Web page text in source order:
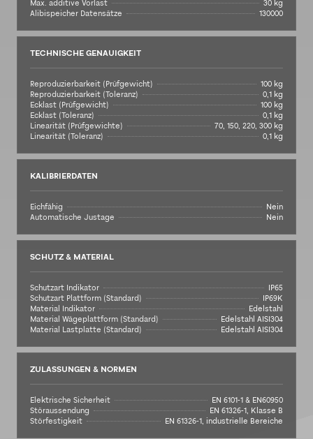
Max. additive Vorlast
30 kg
Alibispeicher Datensätze
130000
TECHNISCHE GENAUIGKEIT
Reproduzierbarkeit (Prüfgewicht)
100 kg
Reproduzierbarkeit (Toleranz)
0,1 kg
Ecklast (Prüfgewicht)
100 kg
Ecklast (Toleranz)
0,1 kg
Linearität (Prüfgewichte)
70, 150, 220, 300 kg
Linearität (Toleranz)
0,1 kg
KALIBRIERDATEN
Eichfähig
Nein
Automatische Justage
Nein
SCHUTZ & MATERIAL
Schutzart Indikator
IP65
Schutzart Plattform (Standard)
IP69K
Material Indikator
Edelstahl
Material Wägeplattform (Standard)
Edelstahl AISI304
Material Lastplatte (Standard)
Edelstahl AISI304
ZULASSUNGEN & NORMEN
Elektrische Sicherheit
EN 6101-1 & EN60950
Störaussendung
EN 61326-1, Klasse B
Störfestigkeit
EN 61326-1, industrielle Bereiche